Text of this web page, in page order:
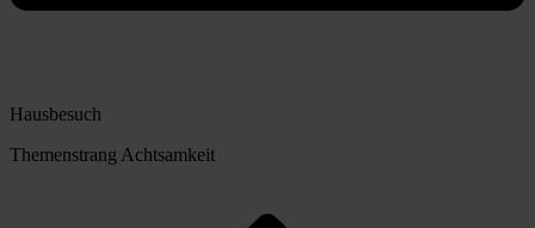
Hausbesuch
Themenstrang Achtsamkeit